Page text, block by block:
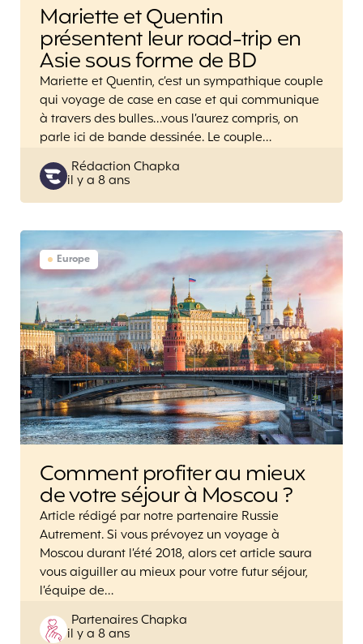
Mariette et Quentin
présentent leur road-trip en
Asie sous forme de BD
Mariette et Quentin, c’est un sympathique couple
qui voyage de case en case et qui communique
à travers des bulles…vous l’aurez compris, on
parle ici de bande dessinée. Le couple…
Posted
by
Rédaction Chapka
il y a 8 ans
Europe
Comment profiter au mieux
de votre séjour à Moscou ?
Article rédigé par notre partenaire Russie
Autrement. Si vous prévoyez un voyage à
Moscou durant l’été 2018, alors cet article saura
vous aiguiller au mieux pour votre futur séjour,
l’équipe de…
Posted
by
Partenaires Chapka
il y a 8 ans